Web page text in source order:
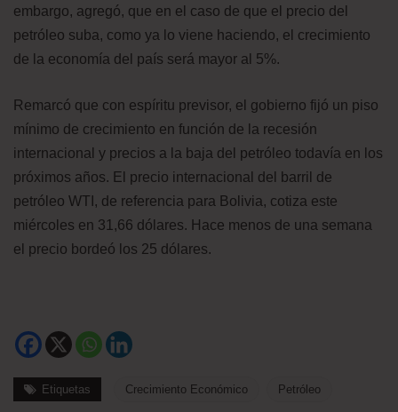
embargo, agregó, que en el caso de que el precio del
petróleo suba, como ya lo viene haciendo, el crecimiento
de la economía del país será mayor al 5%.
Remarcó que con espíritu previsor, el gobierno fijó un piso
mínimo de crecimiento en función de la recesión
internacional y precios a la baja del petróleo todavía en los
próximos años. El precio internacional del barril de
petróleo WTI, de referencia para Bolivia, cotiza este
miércoles en 31,66 dólares. Hace menos de una semana
el precio bordeó los 25 dólares.
Etiquetas Crecimiento Económico Petróleo